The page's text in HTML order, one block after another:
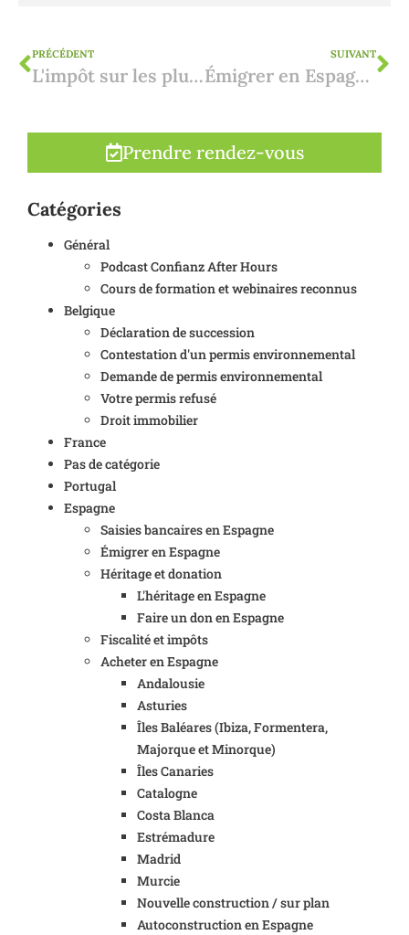
PRÉCÉDENT
L'impôt sur les plus-values en Espagne
SUIVANT
Émigrer en Espagne : conséquences fiscales
Prendre rendez-vous
Catégories
Général
Podcast Confianz After Hours
Cours de formation et webinaires reconnus
Belgique
Déclaration de succession
Contestation d'un permis environnemental
Demande de permis environnemental
Votre permis refusé
Droit immobilier
France
Pas de catégorie
Portugal
Espagne
Saisies bancaires en Espagne
Émigrer en Espagne
Héritage et donation
L'héritage en Espagne
Faire un don en Espagne
Fiscalité et impôts
Acheter en Espagne
Andalousie
Asturies
Îles Baléares (Ibiza, Formentera,
Majorque et Minorque)
Îles Canaries
Catalogne
Costa Blanca
Estrémadure
Madrid
Murcie
Nouvelle construction / sur plan
Autoconstruction en Espagne